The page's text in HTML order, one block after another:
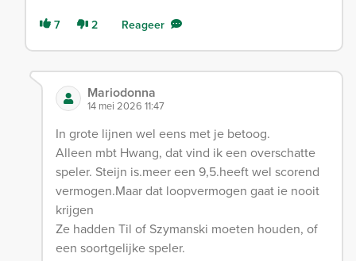
7 2 Reageer
Mariodonna
14 mei 2026 11:47
In grote lijnen wel eens met je betoog.
Alleen mbt Hwang, dat vind ik een overschatte
speler. Steijn is.meer een 9,5.heeft wel scorend
vermogen.Maar dat loopvermogen gaat ie nooit
krijgen
Ze hadden Til of Szymanski moeten houden, of
een soortgelijke speler.